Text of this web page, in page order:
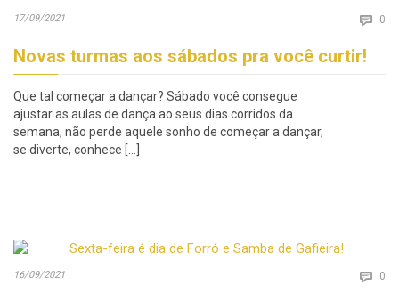
17/09/2021  0
Novas turmas aos sábados pra você curtir!
Que tal começar a dançar? Sábado você consegue
ajustar as aulas de dança ao seus dias corridos da
semana, não perde aquele sonho de começar a dançar,
se diverte, conhece […]
16/09/2021  0